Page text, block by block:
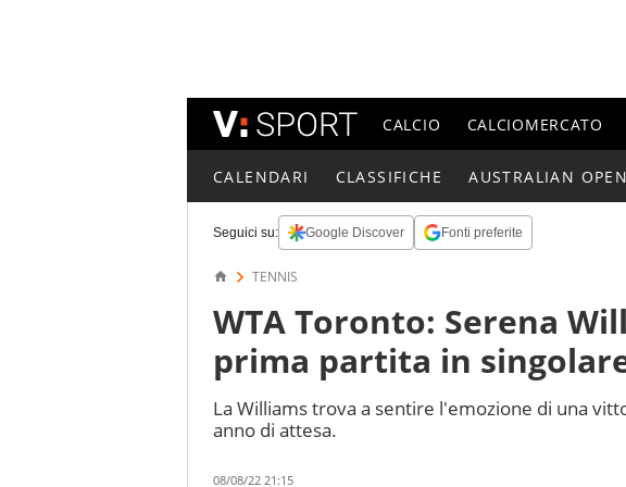
CALCIO CALCIOMERCATO
CALENDARI CLASSIFICHE AUSTRALIAN OPEN
Seguici su: Google Discover Fonti preferite
TENNIS
WTA Toronto: Serena
prima partita in
La Williams trova a sentire l'emozione di una
anno di attesa.
08/08/22 21:15